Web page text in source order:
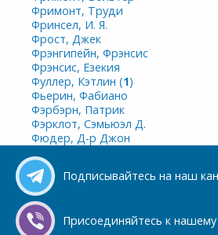
Фримонт, Труди
Фринсел, И. Я.
Фрост, Джек
Фрэнгипейн, Фрэнсис
Фрэнсис, Езекия
Фуллер, Кэтлин (1)
Фьерин, Фабиано
Фэрбэрн, Патрик
Фэрклот, Сэмьюэл Д.
Фюдер, Д-р Джон
Подписывайтесь на наш
Присоединяйтесь к